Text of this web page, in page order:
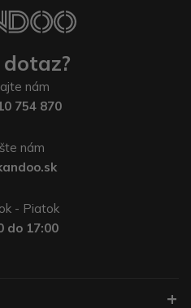
nám
754 870
nám
- Piatok
do 17:00